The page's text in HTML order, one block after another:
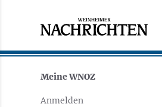
Meine WNOZ
Anmelden